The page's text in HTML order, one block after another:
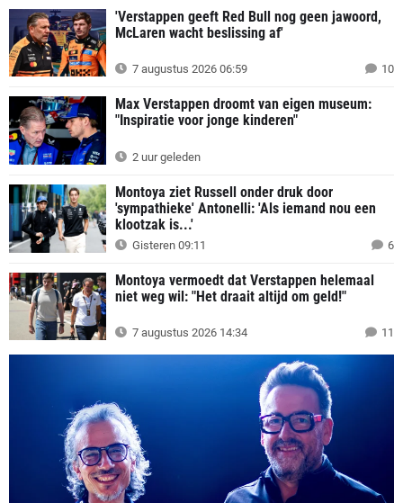
'Verstappen geeft Red Bull nog geen jawoord,
McLaren wacht beslissing af'
7 augustus 2026 06:59 10
Max Verstappen droomt van eigen museum:
"Inspiratie voor jonge kinderen"
2 uur geleden
Montoya ziet Russell onder druk door
'sympathieke' Antonelli: 'Als iemand nou een
klootzak is...'
Gisteren 09:11 6
Montoya vermoedt dat Verstappen helemaal
niet weg wil: "Het draait altijd om geld!"
7 augustus 2026 14:34 11